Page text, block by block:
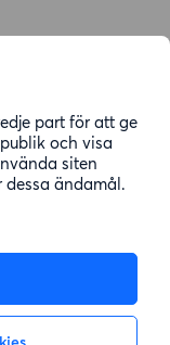
part för att ge
och visa
siten
ändamål.